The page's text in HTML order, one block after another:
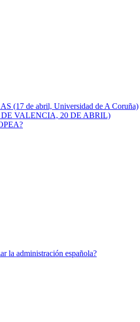
(17 de abril, Universidad de A Coruña)
VALENCIA, 20 DE ABRIL)
la administración española?